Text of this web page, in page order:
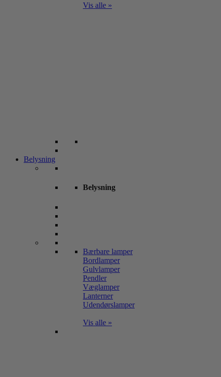
Vis alle »
Belysning
Belysning
Bærbare lamper
Bordlamper
Gulvlamper
Pendler
Væglamper
Lanterner
Udendørslamper
Vis alle »